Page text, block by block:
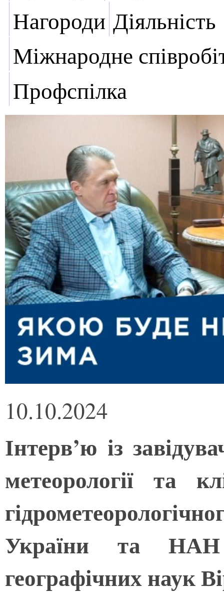
Нагороди Діяльність
Міжнародне
Профспілка
10.10.2024
Інтерв’ю із
метеорології та
України та НАН
географічних наук